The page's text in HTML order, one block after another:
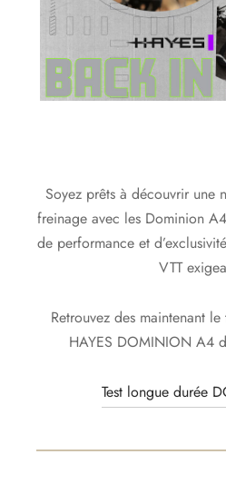
Soyez prêts à découvrir une
freinage avec les Dominion
de performance et
VTT
Retrouvez des maintenant
HAYES DOMINION A4
Test longue durée